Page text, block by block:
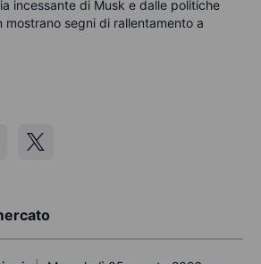
incessante di Musk e dalle politiche
mostrano segni di rallentamento a